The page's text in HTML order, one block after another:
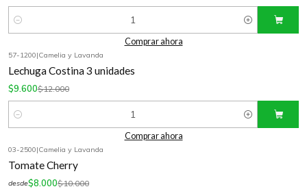
Cantidad
Comprar ahora
57-1200|Camelia y Lavanda
Lechuga Costina 3 unidades
$9.600$12.000
Cantidad
Comprar ahora
03-2500|Camelia y Lavanda
Tomate Cherry
desde$8.000$10.000